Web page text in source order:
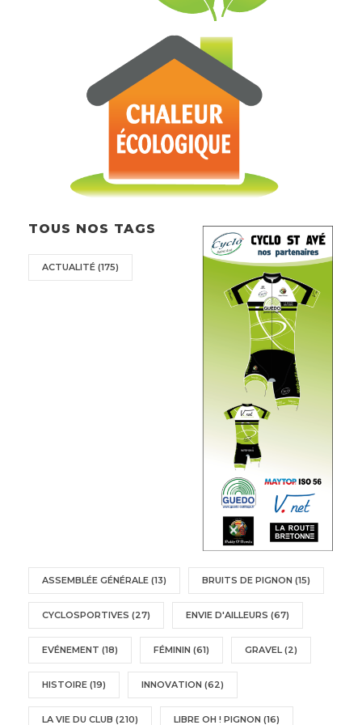
TOUS NOS TAGS
ACTUALITÉ (175)
ASSEMBLÉE GÉNÉRALE (13) BRUITS DE PIGNON (15)
CYCLOSPORTIVES (27) ENVIE D'AILLEURS (67)
EVÉNEMENT (18) FÉMININ (61) GRAVEL (2)
HISTOIRE (19) INNOVATION (62)
LA VIE DU CLUB (210) LIBRE OH ! PIGNON (16)